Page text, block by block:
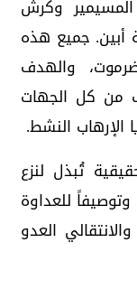
وكرش
أبين. جميع هذه
والهدف
من كل الجهات
الإرهاب النشط.
تُبذل لنزع
للعداوة
العدو